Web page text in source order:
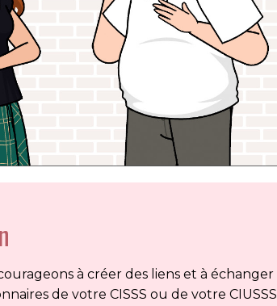
à créer des liens et à échanger
de votre CISSS ou de votre CIUSSS